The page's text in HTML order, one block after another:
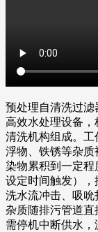
预处理自清洗过
高效水处理设备，
清洗机构组成。
浮物、铁锈等杂
染物累积到一定程
设定时间触发）
洗水流冲击、吸吮
杂质随排污管道
需停机中断供水